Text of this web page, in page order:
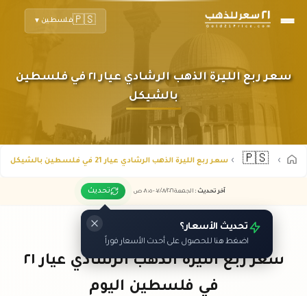
🇵🇸فلسطين ▼
سعر ربع الليرة الذهب الرشادي عيار ٢١ في فلسطين
بالشيكل
🇵🇸 سعر ربع الليرة الذهب الرشادي عيار 21 في فلسطين بالشيكل
آخر تحديث : الجمعة ٠٧ /٠٨/٢٠٢٦ - ٠٨:٠٥ ص تحديث
تحديث الأسعار؟
اضغط هنا للحصول على أحدث الأسعار فوراً
سعر ربع الليرة الذهب الرشادي عيار ٢١
في فلسطين اليوم